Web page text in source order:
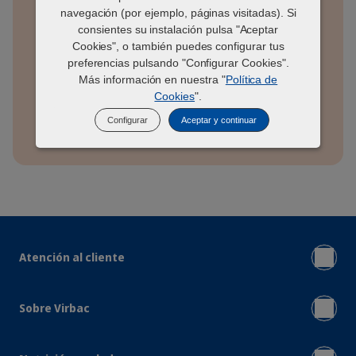
Entregas en 24-48h hábiles
ENVÍO GRATIS a partir de 49€
Suscríbete y ahorra un 10% en cada
pedido
Atención al cliente
Sobre Virbac
navegación (por ejemplo, páginas visitadas). Si
consientes su instalación pulsa "Aceptar
Cookies", o también puedes configurar tus
preferencias pulsando "Configurar Cookies".
Más información en nuestra "Política de
Cookies".
Configurar Aceptar y continuar